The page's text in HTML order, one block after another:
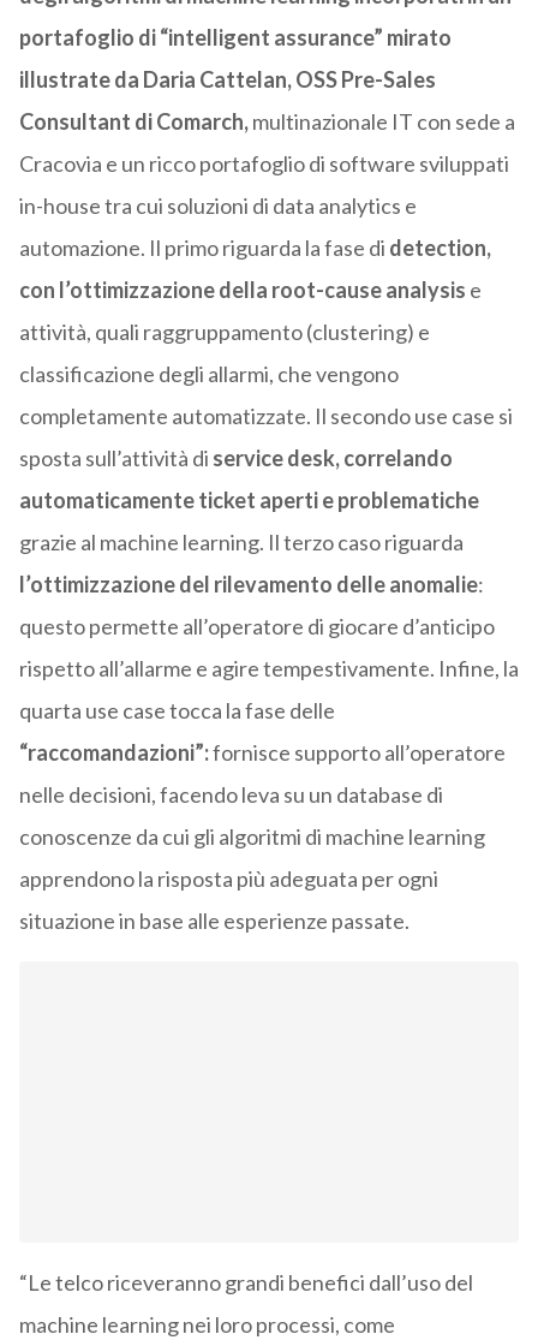
portafoglio di “intelligent assurance” mirato
illustrate da Daria Cattelan, OSS Pre-Sales
Consultant di Comarch,multinazionale IT con sede a
Cracovia e un ricco portafoglio di software sviluppati
in-house tra cui soluzioni di data analytics e
automazione. Il primo riguarda la fase di detection,
con l’ottimizzazione della root-cause analysis e
attività, quali raggruppamento (clustering) e
classificazione degli allarmi, che vengono
completamente automatizzate. Il secondo use case si
sposta sull’attività di service desk, correlando
automaticamente ticket aperti e problematiche
grazie al machine learning. Il terzo caso riguarda
l’ottimizzazione del rilevamento delle anomalie:
questo permette all’operatore di giocare d’anticipo
rispetto all’allarme e agire tempestivamente. Infine, la
quarta use case tocca la fase delle
“raccomandazioni”:fornisce supporto all’operatore
nelle decisioni, facendo leva su un database di
conoscenze da cui gli algoritmi di machine learning
apprendono la risposta più adeguata per ogni
situazione in base alle esperienze passate.
“Le telco riceveranno grandi benefici dall’uso del
machine learning nei loro processi, come